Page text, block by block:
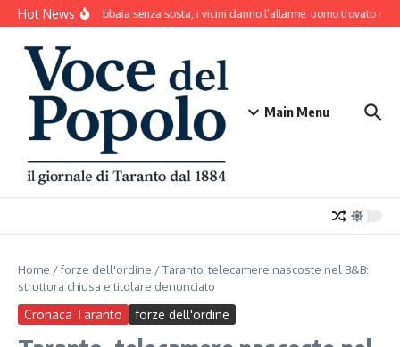
Salta al contenuto
Hot NewsIl cane abbaia senza sosta, i vicini danno l’allarme: uomo trovato
Main Menu
Home /forze dell'ordine /Taranto, telecamere nascoste nel B&B:
struttura chiusa e titolare denunciato
Cronaca Taranto forze dell'ordine